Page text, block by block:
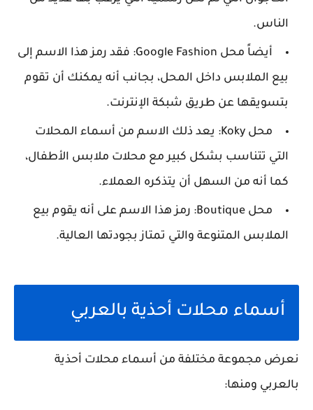
الناس.
أيضاً محل Google Fashion: فقد رمز هذا الاسم إلى
بيع الملابس داخل المحل، بجانب أنه يمكنك أن تقوم
بتسويقها عن طريق شبكة الإنترنت.
محل Koky: يعد ذلك الاسم من أسماء المحلات
التي تتناسب بشكل كبير مع محلات ملابس الأطفال،
كما أنه من السهل أن يتذكره العملاء.
محل Boutique: رمز هذا الاسم على أنه يقوم بيع
الملابس المتنوعة والتي تمتاز بجودتها العالية.
أسماء محلات أحذية بالعربي
نعرض مجموعة مختلفة من أسماء محلات أحذية
بالعربي ومنها: